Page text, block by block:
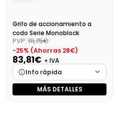
Grifo de accionamiento a
codo Serie Monoblock
PVP: 111,75€
-25% (Ahorras 28€)
83,81€ + IVA
Info rápida
Marca
Cargando…
MÁS DETALLES